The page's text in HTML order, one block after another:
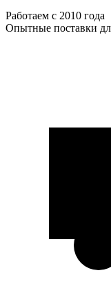
Работаем с 2010 года
Опытные поставки